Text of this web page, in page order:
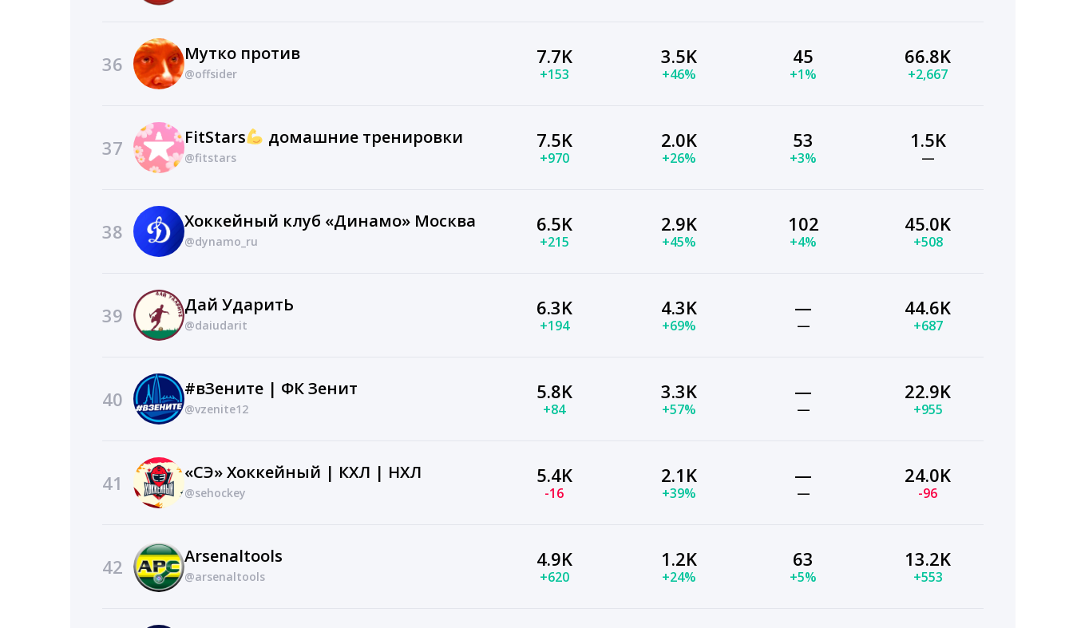
36 Мутко против
@offsider
7.7K
+153
3.5K
+46%
45
+1%
66.8K
+2,667
37 FitStars домашние тренировки
@fitstars
7.5K
+970
2.0K
+26%
53
+3%
1.5K
—
38 Хоккейный клуб «Динамо» Москва
@dynamo_ru
6.5K
+215
2.9K
+45%
102
+4%
45.0K
+508
39 Дай УдаритЬ
@daiudarit
6.3K
+194
4.3K
+69%
—
—
44.6K
+687
40 #вЗените | ФК Зенит
@vzenite12
5.8K
+84
3.3K
+57%
—
—
22.9K
+955
41 «СЭ» Хоккейный | КХЛ | НХЛ
@sehockey
5.4K
-16
2.1K
+39%
—
—
24.0K
-96
42 Arsenaltools
@arsenaltools
4.9K
+620
1.2K
+24%
63
+5%
13.2K
+553